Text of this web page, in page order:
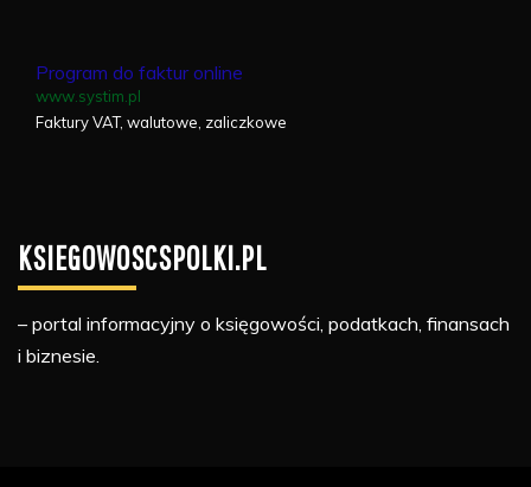
Program do faktur online
www.systim.pl
Faktury VAT, walutowe, zaliczkowe
KSIEGOWOSCSPOLKI.PL
– portal informacyjny o księgowości, podatkach, finansach
i biznesie.